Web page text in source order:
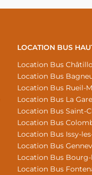
LOCATION BUS
Location Bus
Location Bus
Location Bus Rueil-
Location Bus La
Location Bus Saint-
Location Bus
Location Bus Issy-
Location Bus
Location Bus Bourg-
Location Bus